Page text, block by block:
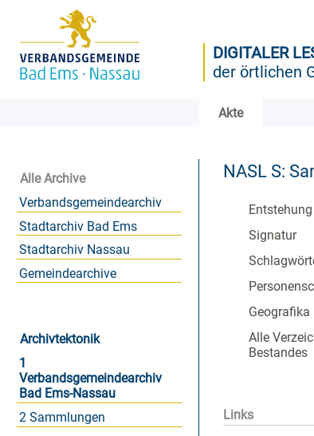
DIGITALER
der örtlichen
Akte
Alle Archive
Verbandsgemeindearchiv
Stadtarchiv Bad Ems
Stadtarchiv Nassau
Gemeindearchive
Archivtektonik
1
Verbandsgemeindearchiv
Bad Ems-Nassau
2 Sammlungen
NASL S:
Entstehung
Signatur
Geografika
Alle
Bestandes
Links